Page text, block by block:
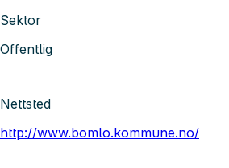
Sektor
Offentlig
Nettsted
http://www.bomlo.kommune.no/